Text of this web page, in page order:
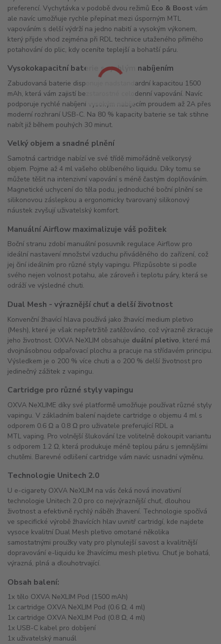
preferencí. Vychytávka v podobě dvou režimů Eco & Boost vám
ale navíc umožňuje rychle přepínat mezi úsporným MTL
vapováním s delší výdrží na jedno nabití a vysokým výkonem,
který přijde vhod zejména při RDL technice utaženého přímého
potahování do plic, kdy oceníte teplejší a bohatší páru.
Vysokokapacitní baterie s rychlým nabíjením
Zabudovaná baterie disponuje nadstandardní kapacitou 1500
mAh, která vám zajistí bezstarostné celodenní vapování. Navíc
podporuje rychlé nabíjení vysokým nabíjecím proudem až 2A přes
moderní rozhraní USB-C. Na 80 % kapacity baterie se tak stihne
nabít již během pouhých 30 minut.
Velký objem a snadné plnění
Samotná cartridge nabízí ve své třídě mimořádně velkorysý
objem. Pojme až 4 ml vašeho oblíbeného liquidu. Díky tomu se
můžete těšit na intenzivní vapování s méně častým doplňováním.
Magnetické uchycení do těla podu, jednoduché boční plnění se
silikonovou záslepkou a ergonomicky tvarovaný silikonový
náustek zvyšují uživatelský komfort.
Manuální Airflow maximalizuje váš požitek
Boční stranu zdobí manuální posuvník regulace Airflow pro
ideální nastavení množství vzduchu přiváděného do zařízení, což
jej činí ideálním pro různé styly vapingu. Přizpůsobte si podle
svého nejen volnost potahu, ale zároveň i teplotu páry, která se
odráží ve výsledné chuti.
Dual Mesh - výraznější chuť a delší životnost
Konvenční žhavící hlava používá jako žhavící medium pletivo
(Mesh), které je však nepřetržitě zatěžováno, což výrazně zkracuje
jeho životnost. OXVA NeXLIM obsahuje duální pletivo, které má
dvojnásobnou odpařovací plochu a pracuje na střídavém principu.
Výsledkem je o 200 % více chuti a o 200 % delší životnost pro
jedinečný zážitek z vapingu.
Cartridge pro různé styly vapingu
OXVA NeXLIME díky své platformě umožňuje používat různé styly
vapingu. V základním balení najdete cartridge o objemu 4 ml s
odporem 0.6 Ω a 0.8 Ω pro uživatele preferující RDL a
MTL vaping. Pro volnější šlukování lze volitelně dokoupit variantu
s odporem 1.2 Ω, která produkuje méně teplou páru s jemnějšími
chutěmi. Barevné odlišení cartridge vám navíc usnadní výměnu.
Technologie Unitech 2.0
U e-cigarety OXVA NeXLIM na vás čeká nová inovativní
technologie Unitech 2.0 pro co nejvýraznější chuť, dlouhou
životnost a efektivně rychlý náběh žhavení. Technologie spočívá
ve specifické výrobě žhavících hlav uvnitř cartridgí, kde najdete
vysoce kvalitní Dual Mesh pletivo omotané několika
samostatnými proužky vaty pro plynulejší savost a kvalitnější
dopravování e-liquidu ke žhavícímu mesh pletivu. Chuť je bohatá,
výrazná, plná a dlouhotrvající.
Obsah balení:
1x tělo OXVA NeXLIM Pod (1500 mAh)
1x cartridge OXVA NeXLIM Pod (0.6 Ω, 4 ml)
1x cartridge OXVA NeXLIM Pod (0.8 Ω, 4 ml)
1x USB-C kabel pro dobíjení
1x uživatelský manuál